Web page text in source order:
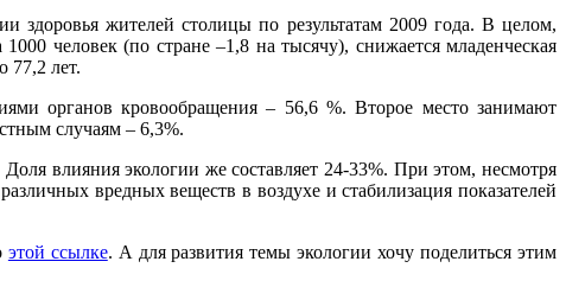
здоровья жителей столицы по результатам 2009 года. В целом,
человек (по стране –1,8 на тысячу), снижается младенческая
лет.
органов кровообращения – 56,6 %. Второе место занимают
случаям – 6,3%.
влияния экологии же составляет 24-33%. При этом, несмотря
вредных веществ в воздухе и стабилизация показателей
этой ссылке. А для развития темы экологии хочу поделиться этим